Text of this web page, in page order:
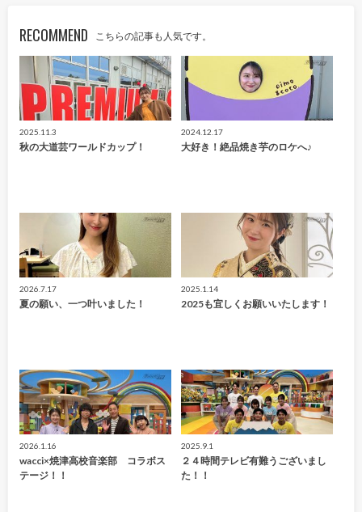
RECOMMEND こちらの記事も人気です。
2025.11.3
秋の大道芸ワールドカップ！
2024.12.17
大好き！絶品焼き芋のロケへ♪
2026.7.17
夏の願い、一つ叶いました！
2025.1.14
2025も宜しくお願いいたします！
2026.1.16
wacci×焼津高校音楽部 コラボス
テージ！！
2025.9.1
２４時間テレビ有難うございまし
た！！